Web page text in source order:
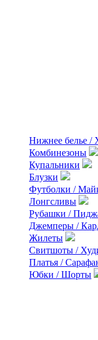
Нижнее белье /
Комбинезоны
Купальники
Блузки
Футболки /
Лонгсливы
Рубашки /
Джемперы /
Жилеты
Свитшоты /
Платья /
Юбки / Шорты